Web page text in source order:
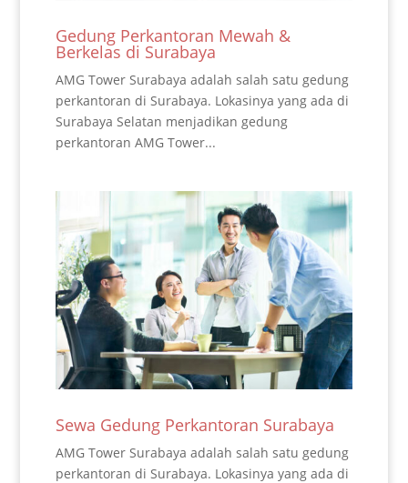
Gedung Perkantoran Mewah &
Berkelas di Surabaya
AMG Tower Surabaya adalah salah satu gedung
perkantoran di Surabaya. Lokasinya yang ada di
Surabaya Selatan menjadikan gedung
perkantoran AMG Tower...
Sewa Gedung Perkantoran Surabaya
AMG Tower Surabaya adalah salah satu gedung
perkantoran di Surabaya. Lokasinya yang ada di